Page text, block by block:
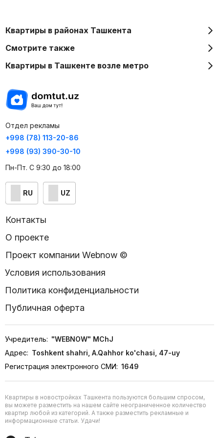
Квартиры в районах Ташкента
Смотрите также
Квартиры в Ташкенте возле метро
Отдел рекламы
+998 (78) 113-20-86
+998 (93) 390-30-10
Пн-Пт. С 9:30 до 18:00
RU UZ
Контакты
О проекте
Проект компании Webnow ©
Условия использования
Политика конфиденциальности
Публичная оферта
Учредитель: "WEBNOW" MChJ
Адрес: Toshkent shahri, A.Qahhor ko'chasi, 47-uy
Регистрация электронного СМИ: 1649
Квартиры в новостройках Ташкента пользуются большим спросом,
вы можете разместить на нашем сайте неограниченное количество
квартир любой из категорий. А также разместить рекламные и
информационные статьи. Удачи!